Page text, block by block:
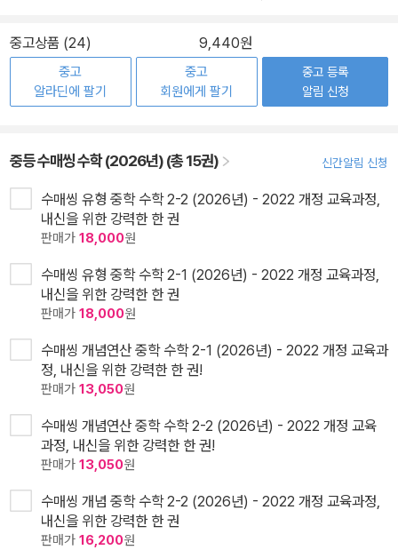
중고상품 (24) 9,440원
중고
알라딘에 팔기
중고
회원에게 팔기
중고 등록
알림 신청
중등 수매씽 수학 (2026년) (총 15권) 신간알림 신청
수매씽 유형 중학 수학 2-2 (2026년) - 2022 개정 교육과정,
내신을 위한 강력한 한 권
판매가 18,000원
수매씽 유형 중학 수학 2-1 (2026년) - 2022 개정 교육과정,
내신을 위한 강력한 한 권
판매가 18,000원
수매씽 개념연산 중학 수학 2-1 (2026년) - 2022 개정 교육과
정, 내신을 위한 강력한 한 권!
판매가 13,050원
수매씽 개념연산 중학 수학 2-2 (2026년) - 2022 개정 교육
과정, 내신을 위한 강력한 한 권!
판매가 13,050원
수매씽 개념 중학 수학 2-2 (2026년) - 2022 개정 교육과정,
내신을 위한 강력한 한 권
판매가 16,200원